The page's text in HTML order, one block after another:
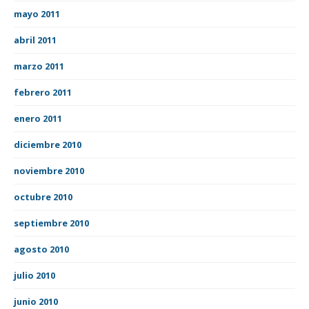
mayo 2011
abril 2011
marzo 2011
febrero 2011
enero 2011
diciembre 2010
noviembre 2010
octubre 2010
septiembre 2010
agosto 2010
julio 2010
junio 2010